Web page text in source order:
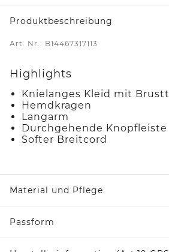
Produktbeschreibung
Art. Nr.: B14467317113
Highlights
Knielanges Kleid mit
Hemdkragen
Langarm
Durchgehende Knopfleiste
Softer Breitcord
Material und Pflege
Passform